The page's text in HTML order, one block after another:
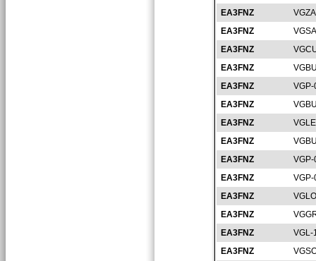
EA3FNZ
EA3FNZ
EA3FNZ
EA3FNZ
EA3FNZ
EA3FNZ
EA3FNZ
EA3FNZ
EA3FNZ
EA3FNZ
EA3FNZ
EA3FNZ
EA3FNZ
VGL-
EA3FNZ